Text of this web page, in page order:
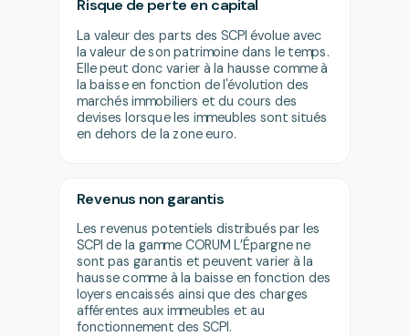
Risque de perte en capital
La valeur des parts des SCPI évolue avec
la valeur de son patrimoine dans le temps.
Elle peut donc varier à la hausse comme à
la baisse en fonction de l'évolution des
marchés immobiliers et du cours des
devises lorsque les immeubles sont situés
en dehors de la zone euro.
Revenus non garantis
Les revenus potentiels distribués par les
SCPI de la gamme CORUM L’Épargne ne
sont pas garantis et peuvent varier à la
hausse comme à la baisse en fonction des
loyers encaissés ainsi que des charges
afférentes aux immeubles et au
fonctionnement des SCPI.